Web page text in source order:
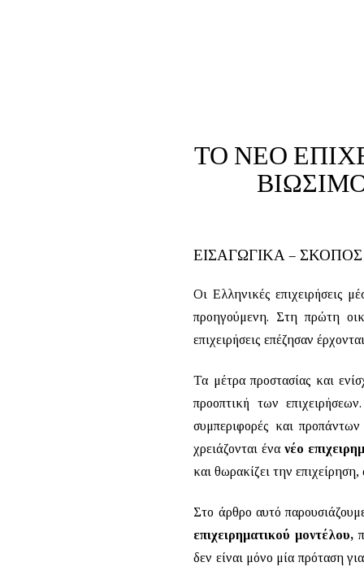
ΤΟ ΝΕΟ
ΕΙΣΑΓΩΓΙΚΑ – ΣΚΟΠΟΣ
Οι Ελληνικές επιχειρήσεις
προηγούμενη. Στη πρώτη
επιχειρήσεις επέζησαν
Τα μέτρα προστασίας και
προοπτική των
συμπεριφορές και
χρειάζονται ένανέο
και θωρακίζει την
Στο άρθρο αυτό
επιχειρηματικού μοντέλου,
δεν είναι μόνο μία πρόταση